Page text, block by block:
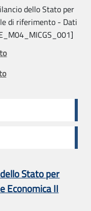
dello Stato per
di riferimento - Dati
Stato per
Economica II